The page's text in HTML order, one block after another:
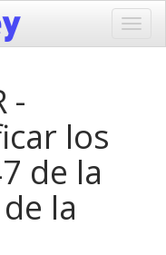
-
los
de la
la